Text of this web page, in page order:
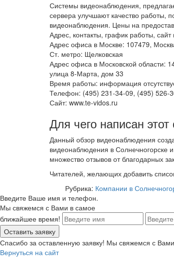
Системы видеонаблюдения,
сервера улучшают качество работы,
видеонаблюдения. Цены на
Адрес, контакты, график работы,
Адрес офиса в Москве: 107479,
Ст. метро: Щелковская
Адрес офиса в Московской области:
улица 8-Марта, дом 33
Время работы: информация
Телефон: (495) 231-34-09, (495) 526-
Сайт: www.te-vidos.ru
Для чего написан этот
Данный обзор видеонаблюдения
видеонаблюдения в Солнечногорске
множество отзывов от благодарных
Читателей, желающих добавить
Рубрика: Компании в
Введите Ваше имя и телефон.
Мы свяжемся с Вами в самое
ближайшее время!
Спасибо за оставленную заявку! Мы свяжемся с
Вернуться на сайт